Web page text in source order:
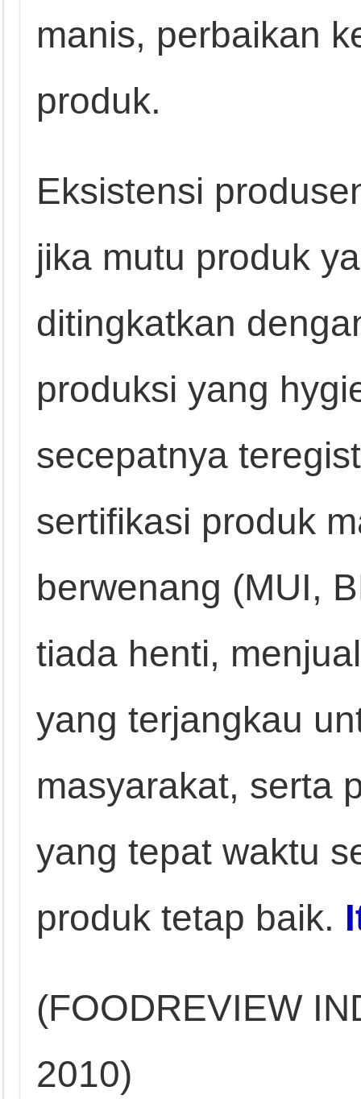
manis, perbaikan
produk.
Eksistensi
jika mutu produk
ditingkatkan
produksi yang
secepatnya
sertifikasi produk
berwenang (MUI,
tiada henti,
yang terjangkau
masyarakat, serta
yang tepat waktu
produk tetap baik.
(FOODREVIEW
2010)